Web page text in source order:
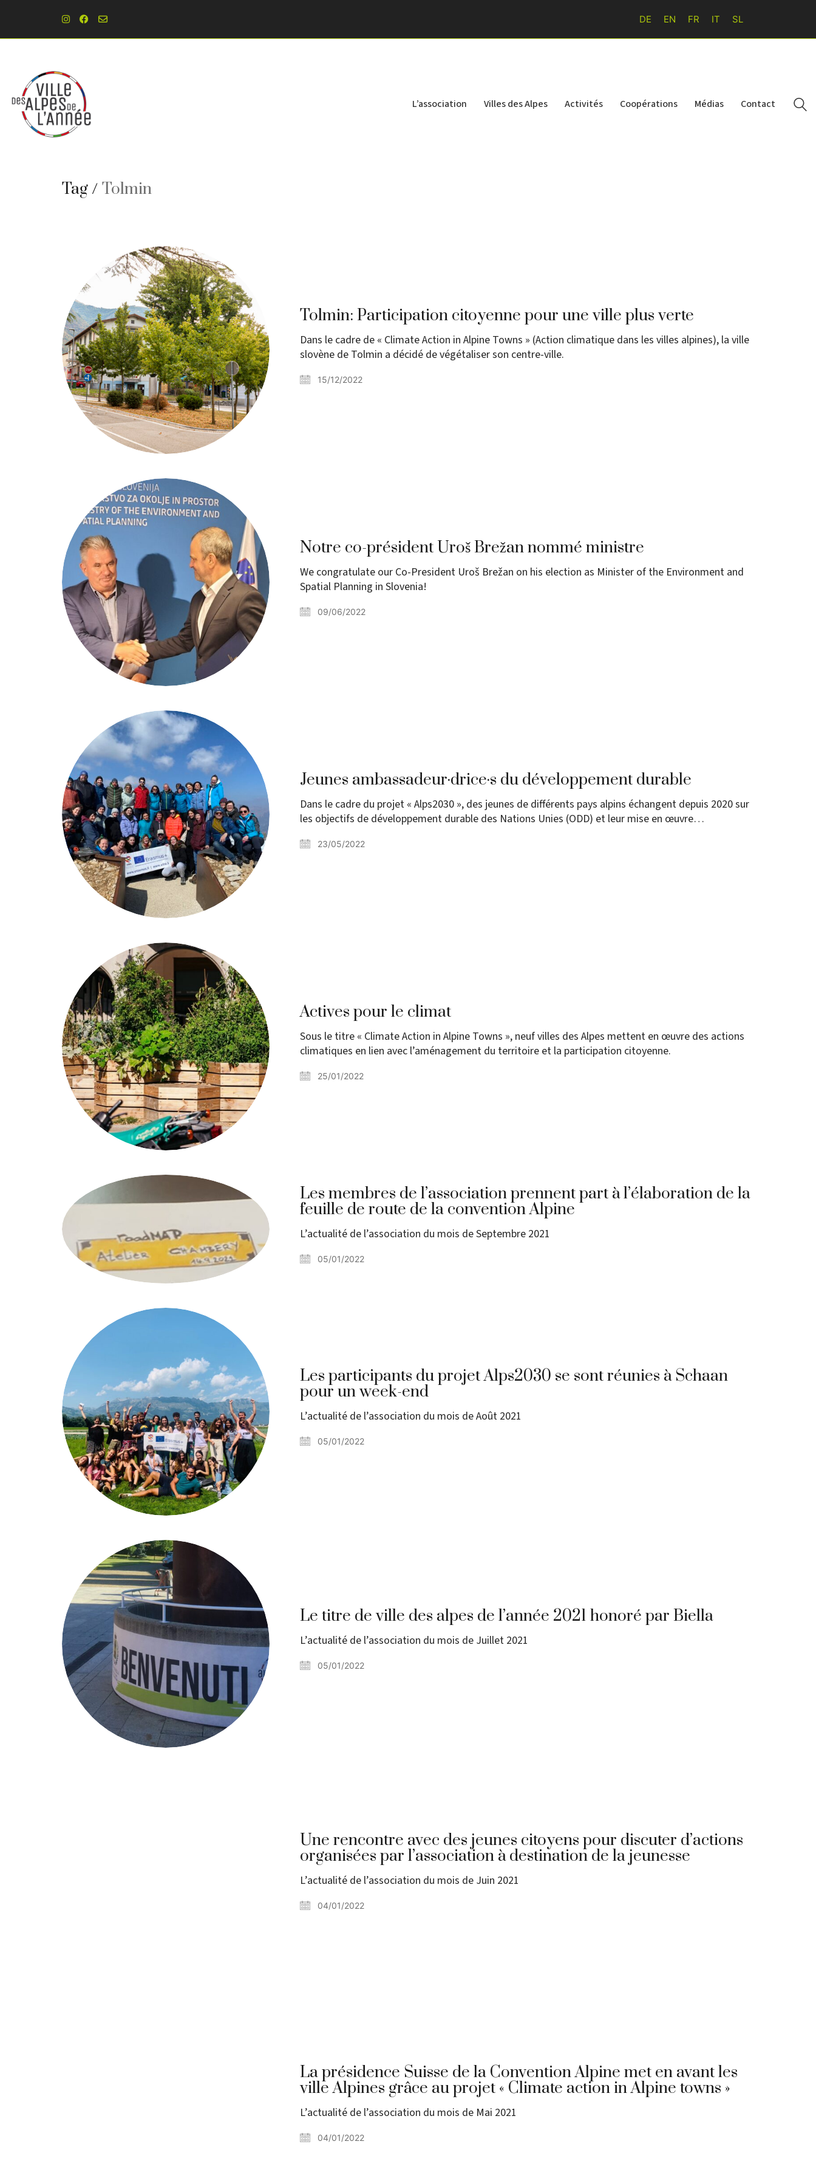
DE EN FR IT SL
L’association Villes des Alpes Activités Coopérations Médias Contact
Tag / Tolmin
Tolmin: Participation citoyenne pour une ville plus verte
Dans le cadre de « Climate Action in Alpine Towns » (Action climatique dans les villes alpines), la ville
slovène de Tolmin a décidé de végétaliser son centre-ville.
15/12/2022
Notre co-président Uroš Brežan nommé ministre
We congratulate our Co-President Uroš Brežan on his election as Minister of the Environment and
Spatial Planning in Slovenia!
09/06/2022
Jeunes ambassadeur·drice·s du développement durable
Dans le cadre du projet « Alps2030 », des jeunes de différents pays alpins échangent depuis 2020 sur
les objectifs de développement durable des Nations Unies (ODD) et leur mise en œuvre…
23/05/2022
Actives pour le climat
Sous le titre « Climate Action in Alpine Towns », neuf villes des Alpes mettent en œuvre des actions
climatiques en lien avec l’aménagement du territoire et la participation citoyenne.
25/01/2022
Les membres de l’association prennent part à l’élaboration de la
feuille de route de la convention Alpine
L’actualité de l’association du mois de Septembre 2021
05/01/2022
Les participants du projet Alps2030 se sont réunies à Schaan
pour un week-end
L’actualité de l’association du mois de Août 2021
05/01/2022
Le titre de ville des alpes de l’année 2021 honoré par Biella
L’actualité de l’association du mois de Juillet 2021
05/01/2022
Une rencontre avec des jeunes citoyens pour discuter d’actions
organisées par l’association à destination de la jeunesse
L’actualité de l’association du mois de Juin 2021
04/01/2022
La présidence Suisse de la Convention Alpine met en avant les
ville Alpines grâce au projet « Climate action in Alpine towns »
L’actualité de l’association du mois de Mai 2021
04/01/2022